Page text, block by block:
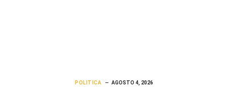
POLITICA AGOSTO 4, 2026